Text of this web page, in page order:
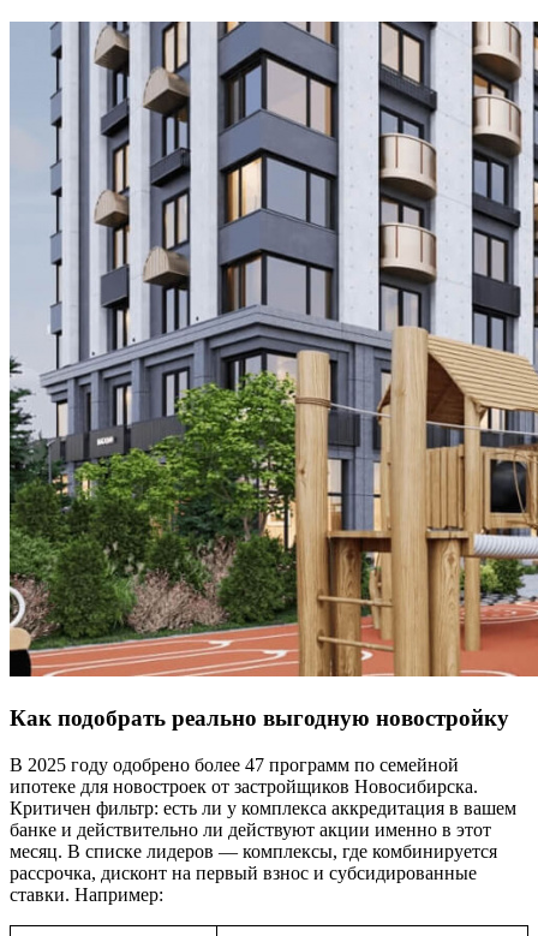
Как подобрать реально выгодную новостройку
В 2025 году одобрено более 47 программ по семейной
ипотеке для новостроек от застройщиков Новосибирска.
Критичен фильтр: есть ли у комплекса аккредитация в вашем
банке и действительно ли действуют акции именно в этот
месяц. В списке лидеров — комплексы, где комбинируется
рассрочка, дисконт на первый взнос и субсидированные
ставки. Например: